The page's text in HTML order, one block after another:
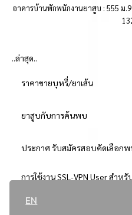
EN
อาคารบ้านพักพนักงานยาสูบ : 555 ม
..ล่าสุด..
ราคาขายบุหรี่/ยาเส้น
ยาสูบกับการค้นพบ
ประกาศ รับสมัครสอบคัดเลือกพ
การใช้งาน SSL-VPN User สำห
..ยอดนิยม..